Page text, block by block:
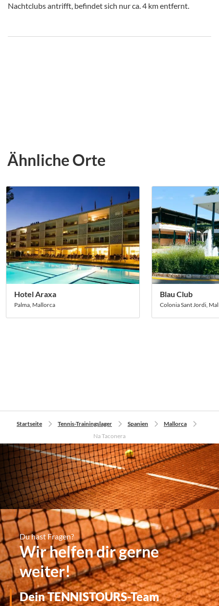
Nachtclubs antrifft, befindet sich nur ca. 4 km entfernt.
Ähnliche Orte
Hotel Araxa
Palma, Mallorca
Blau Club
Colonia Sant Jordi,
Startseite Tennis-Trainingslager Spanien
Mallorca
Na Taconera
Du hast Fragen?
Wir helfen dir gerne
weiter!
Dein TENNISTOURS-Team